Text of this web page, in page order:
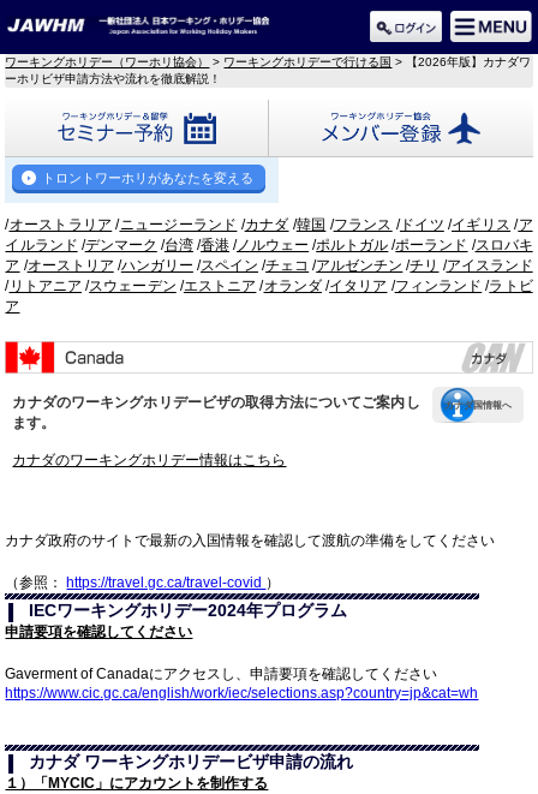
ワーキングホリデー（ワーホリ協会） > ワーキングホリデーで行ける国 > 【2026年版】カナダワ
ーホリビザ申請方法や流れを徹底解説！
セミナー予約 メンバー登録
トロントワーホリがあなたを変える
/オーストラリア /ニュージーランド /カナダ /韓国 /フランス /ドイツ /イギリス /ア
イルランド /デンマーク /台湾/香港 /ノルウェー /ポルトガル /ポーランド /スロバキ
ア /オーストリア /ハンガリー /スペイン /チェコ /アルゼンチン /チリ /アイスランド
/リトアニア /スウェーデン /エストニア /オランダ/イタリア /フィンランド /ラトビ
ア
カナダ国情報へ
カナダのワーキングホリデービザの取得方法についてご案内し
ます。
カナダのワーキングホリデー情報はこちら
カナダ政府のサイトで最新の入国情報を確認して渡航の準備をしてください
（参照： https://travel.gc.ca/travel-covid ）
IECワーキングホリデー2024年プログラム
申請要項を確認してください
Gaverment of Canadaにアクセスし、申請要項を確認してください
https://www.cic.gc.ca/english/work/iec/selections.asp?country=jp&cat=wh
カナダ ワーキングホリデービザ申請の流れ
１）「MYCIC」にアカウントを制作する